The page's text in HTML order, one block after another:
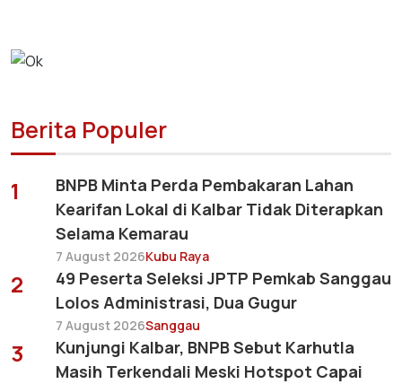
Berita Populer
1
BNPB Minta Perda Pembakaran Lahan
Kearifan Lokal di Kalbar Tidak Diterapkan
Selama Kemarau
7 August 2026Kubu Raya
2
49 Peserta Seleksi JPTP Pemkab Sanggau
Lolos Administrasi, Dua Gugur
7 August 2026Sanggau
3
Kunjungi Kalbar, BNPB Sebut Karhutla
Masih Terkendali Meski Hotspot Capai